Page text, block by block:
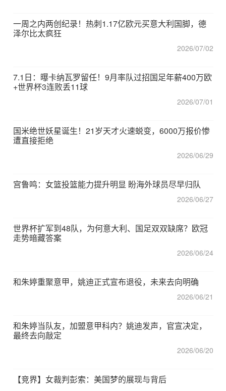
一周之内两创纪录！热刺1.17亿欧元买意大利国脚，德
泽尔比太疯狂
2026/07/02
7.1日：曝卡纳瓦罗留任！9月率队过招国足年薪400万欧
+世界杯3连败丢11球
2026/07/01
国米绝世妖星诞生！21岁天才火速蜕变，6000万报价惨
遭直接拒绝
2026/06/29
宫鲁鸣：女篮投篮能力提升明显 盼海外球员尽早归队
2026/06/27
世界杯扩军到48队，为何意大利、国足双双缺席？欧冠
走势暗藏答案
2026/06/24
和朱婷重聚意甲，姚迪正式宣布退役，未来去向明确
2026/06/21
和朱婷当队友，加盟意甲科内？姚迪发声，官宣决定，
最终去向敲定
2026/06/20
【竞界】女裁判彭索：美国梦的展现与背后